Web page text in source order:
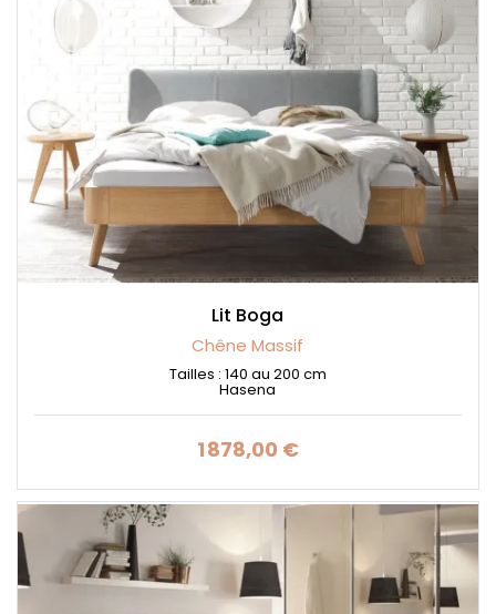
Lit Boga
Chêne Massif
Tailles : 140 au 200 cm
Hasena
Prix
1 878,00 €